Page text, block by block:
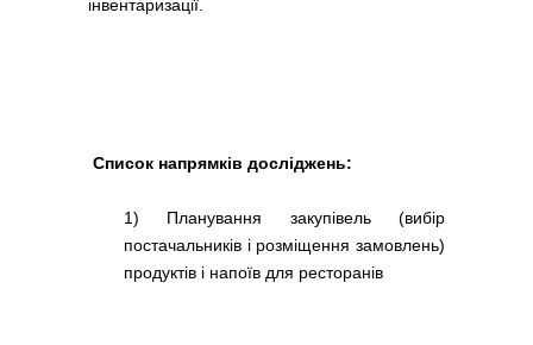
інвентаризації.
Список напрямків досліджень:
1) Планування закупівель (вибір
постачальників і розміщення замовлень)
продуктів і напоїв для ресторанів